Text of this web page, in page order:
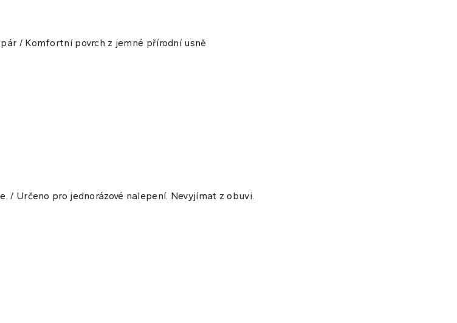
/ Komfortní povrch z jemné přírodní usně
/ Určeno pro jednorázové nalepení. Nevyjímat z obuvi.